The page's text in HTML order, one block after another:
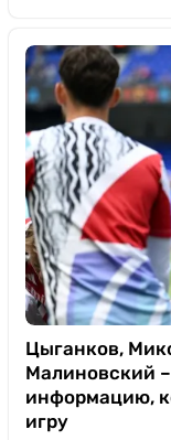
Цыганков,
Малиновский
информацию,
игру